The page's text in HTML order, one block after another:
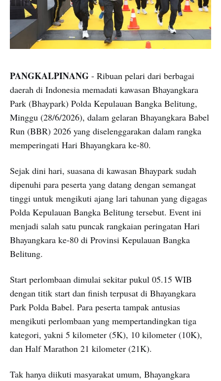
PANGKALPINANG - Ribuan pelari dari berbagai
daerah di Indonesia memadati kawasan Bhayangkara
Park (Bhaypark) Polda Kepulauan Bangka Belitung,
Minggu (28/6/2026), dalam gelaran Bhayangkara Babel
Run (BBR) 2026 yang diselenggarakan dalam rangka
memperingati Hari Bhayangkara ke-80.
Sejak dini hari, suasana di kawasan Bhaypark sudah
dipenuhi para peserta yang datang dengan semangat
tinggi untuk mengikuti ajang lari tahunan yang digagas
Polda Kepulauan Bangka Belitung tersebut. Event ini
menjadi salah satu puncak rangkaian peringatan Hari
Bhayangkara ke-80 di Provinsi Kepulauan Bangka
Belitung.
Start perlombaan dimulai sekitar pukul 05.15 WIB
dengan titik start dan finish terpusat di Bhayangkara
Park Polda Babel. Para peserta tampak antusias
mengikuti perlombaan yang mempertandingkan tiga
kategori, yakni 5 kilometer (5K), 10 kilometer (10K),
dan Half Marathon 21 kilometer (21K).
Tak hanya diikuti masyarakat umum, Bhayangkara